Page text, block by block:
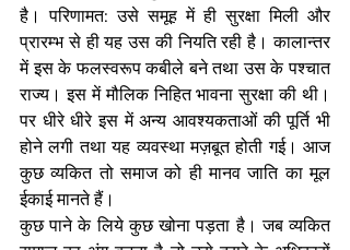
है। परिणामत: उसे समूह में ही सुरक्षा मिली और
प्रारम्भ से ही यह उस की नियति रही है। कालान्तर
में इस के फलस्वरूप कबीले बने तथा उस के पश्चात
राज्य। इस में मौलिक निहित भावना सुरक्षा की थी।
पर धीरे धीरे इस में अन्य आवश्यकताओं की पूर्ति भी
होने लगी तथा यह व्यवस्था मज़बूत होती गई। आज
कुछ व्यकित तो समाज को ही मानव जाति का मूल
ईकाई मानते हैं।
कुछ पाने के लिये कुछ खोना पड़ता है। जब व्यकित